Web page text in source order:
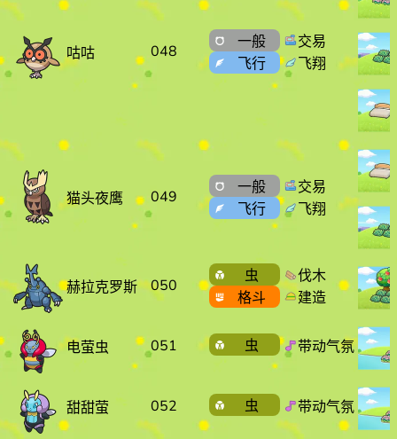
咕咕 048
一般
飞行
交易
飞翔
猫头夜鹰 049
一般
飞行
交易
飞翔
赫拉克罗斯 050
虫
格斗
伐木
建造
电萤虫 051 虫 带动气氛
甜甜萤 052 虫 带动气氛